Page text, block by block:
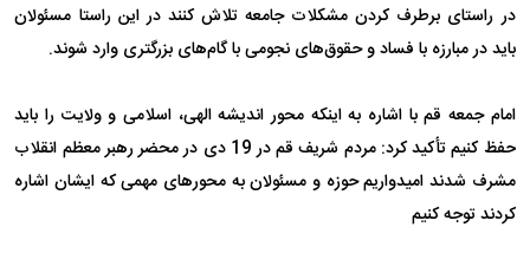
در راستای برطرف کردن مشکلات جامعه تلاش کنند در این راستا مسئولان
باید در مبارزه با فساد و حقوق‌های نجومی با گام‌های بزرگتری وارد شوند.
امام جمعه قم با اشاره به اینکه محور اندیشه الهی، اسلامی و ولایت را باید
حفظ کنیم تأکید کرد: مردم شریف قم در 19 دی در محضر رهبر معظم انقلاب
مشرف شدند امیدواریم حوزه و مسئولان به محورهای مهمی که ایشان اشاره
کردند توجه کنیم